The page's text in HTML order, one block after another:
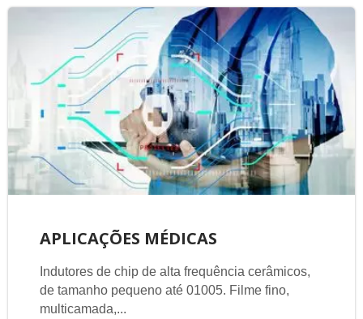
APLICAÇÕES MÉDICAS
Indutores de chip de alta frequência cerâmicos,
de tamanho pequeno até 01005. Filme fino,
multicamada,...